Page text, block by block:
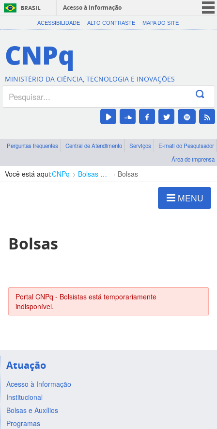
BRASIL
Acesso à informação
CORONAVÍRUS (COVID-19)
Canais
ACESSIBILIDADE ALTO CONTRASTE MAPA DO SITE
CNPq
MINISTÉRIO DA CIÊNCIA, TECNOLOGIA E INOVAÇÕES
Perguntas frequentes Central de Atendimento Serviços
E-mail do Pesquisador
Área de imprensa
Você está aqui:CNPq Bolsas e Auxílios Vigentes Bolsas
MENU
Bolsas
Portal CNPq - Bolsistas está temporariamente
indisponível.
Atuação
Acesso à Informação
Institucional
Bolsas e Auxílios
Programas